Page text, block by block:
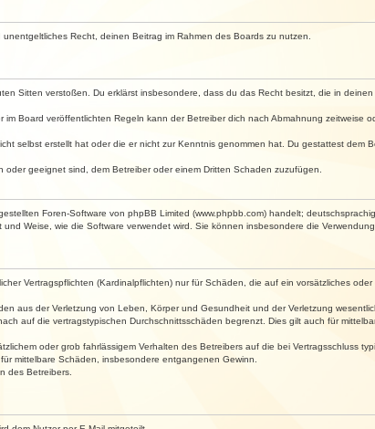
Recht, deinen Beitrag im Rahmen des Boards zu nutzen.
Sitten verstoßen. Du erklärst insbesondere, dass du das Recht besitzt, die in
Board veröffentlichten Regeln kann der Betreiber dich nach Abmahnung zeitweise
selbst erstellt hat oder die er nicht zur Kenntnis genommen hat. Du gestattest dem
geeignet sind, dem Betreiber oder einem Dritten Schaden zuzufügen.
Foren-Software von phpBB Limited (www.phpbb.com) handelt;
Weise, wie die Software verwendet wird. Sie können insbesondere die
Vertragspflichten (Kardinalpflichten) nur für Schäden, die auf ein vorsätzliches oder
aus der Verletzung von Leben, Körper und Gesundheit und der Verletzung
auf die vertragstypischen Durchschnittsschäden begrenzt. Dies gilt auch für
oder grob fahrlässigem Verhalten des Betreibers auf die bei Vertragsschluss
mittelbare Schäden, insbesondere entgangenen Gewinn.
des Betreibers.